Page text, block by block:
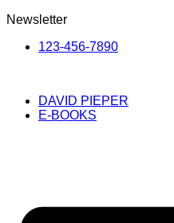
Newsletter
123-456-7890
DAVID PIEPER
E-BOOKS